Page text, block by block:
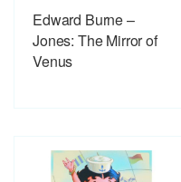
Edward Burne –
Jones: The Mirror of
Venus